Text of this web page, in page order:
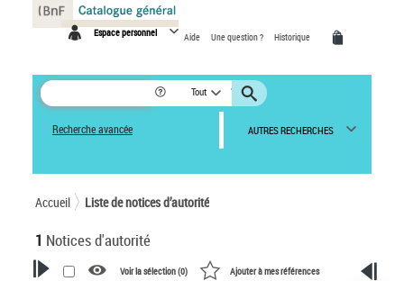
Espace personnel Aide Une question ? Historique
Tout
Recherche avancée AUTRES RECHERCHES
Accueil Liste de notices d’autorité
1 Notices d'autorité
Voir la sélection (0) Ajouter à mes références
Panneau de gestion des cookies